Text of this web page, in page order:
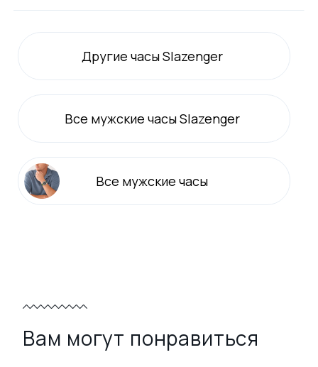
Другие часы Slazenger
Все мужские часы Slazenger
Все мужские часы
Вам могут понравиться